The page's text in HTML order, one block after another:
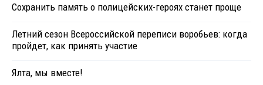
Сохранить память о полицейских-героях станет проще
Летний сезон Всероссийской переписи воробьев: когда
пройдет, как принять участие
Ялта, мы вместе!